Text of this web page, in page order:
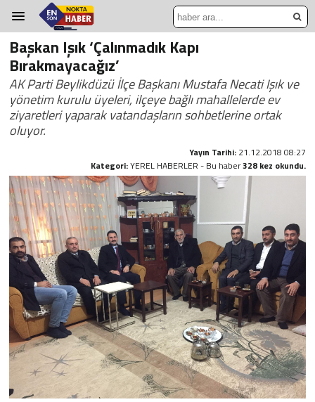
Başkan Işık ‘Çalınmadık Kapı
Bırakmayacağız’
AK Parti Beylikdüzü İlçe Başkanı Mustafa Necati Işık ve
yönetim kurulu üyeleri, ilçeye bağlı mahallelerde ev
ziyaretleri yaparak vatandaşların sohbetlerine ortak
oluyor.
Yayın Tarihi: 21.12.2018 08:27
Kategori:YEREL HABERLER - Bu haber328 kez okundu.